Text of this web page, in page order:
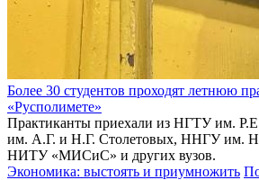
Более 30 студентов проходят летнюю
«Русполимете»
Практиканты приехали из НГТУ им.
им. А.Г. и Н.Г. Столетовых, ННГУ им.
НИТУ «МИСиС» и других вузов.
Экономика: выстоять и приумножить